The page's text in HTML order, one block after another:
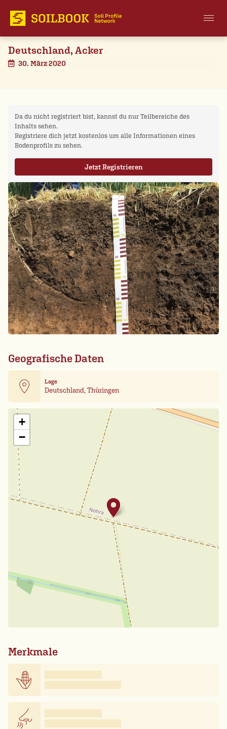
Deutschland, Acker
30. März 2020
Da du nicht registriert bist, kannst du nur Teilbereiche des
Inhalts sehen.
Registriere dich jetzt kostenlos um alle Informationen eines
Bodenprofils zu sehen.
Jetzt Registrieren
Geografische Daten
Lage
Deutschland, Thüringen
+
−
Merkmale